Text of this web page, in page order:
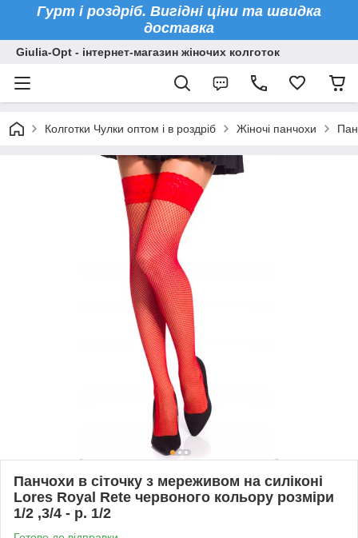
Гурт і роздріб. Вигідні ціни та швидка
доставка
Giulia-Opt - інтернет-магазин жіночих колготок
Колготки Чулки оптом і в роздріб Жіночі панчохи
Панчохи в сіточку з мереживом на силіконі
Lores Royal Rete червоного кольору розміри
1/2 ,3/4 - р. 1/2